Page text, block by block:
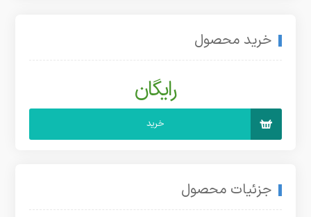
خرید محصول
رایگان
خرید
جزئیات محصول